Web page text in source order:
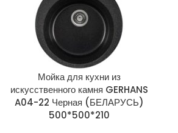
Мойка для кухни из
искусственного камня GERHANS
A04-22 Черная (БЕЛАРУСЬ)
500*500*210